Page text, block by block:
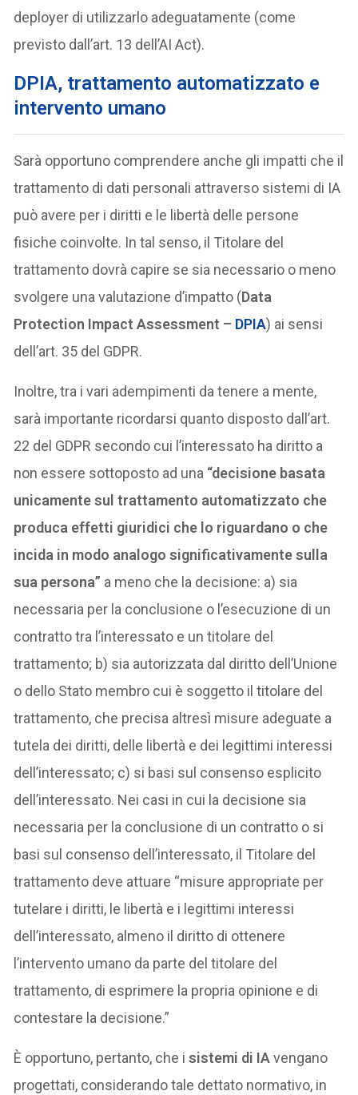
deployer di utilizzarlo adeguatamente (come
previsto dall’art. 13 dell’AI Act).
DPIA, trattamento automatizzato e
intervento umano
Sarà opportuno comprendere anche gli impatti che il
trattamento di dati personali attraverso sistemi di IA
può avere per i diritti e le libertà delle persone
fisiche coinvolte. In tal senso, il Titolare del
trattamento dovrà capire se sia necessario o meno
svolgere una valutazione d’impatto (Data
Protection Impact Assessment – DPIA) ai sensi
dell’art. 35 del GDPR.
Inoltre, tra i vari adempimenti da tenere a mente,
sarà importante ricordarsi quanto disposto dall’art.
22 del GDPR secondo cui l’interessato ha diritto a
non essere sottoposto ad una “decisione basata
unicamente sul trattamento automatizzato che
produca effetti giuridici che lo riguardano o che
incida in modo analogo significativamente sulla
sua persona” a meno che la decisione: a) sia
necessaria per la conclusione o l’esecuzione di un
contratto tra l’interessato e un titolare del
trattamento; b) sia autorizzata dal diritto dell’Unione
o dello Stato membro cui è soggetto il titolare del
trattamento, che precisa altresì misure adeguate a
tutela dei diritti, delle libertà e dei legittimi interessi
dell’interessato; c) si basi sul consenso esplicito
dell’interessato. Nei casi in cui la decisione sia
necessaria per la conclusione di un contratto o si
basi sul consenso dell’interessato, il Titolare del
trattamento deve attuare “misure appropriate per
tutelare i diritti, le libertà e i legittimi interessi
dell’interessato, almeno il diritto di ottenere
l’intervento umano da parte del titolare del
trattamento, di esprimere la propria opinione e di
contestare la decisione.”
È opportuno, pertanto, che isistemi di IAvengano
progettati, considerando tale dettato normativo, in